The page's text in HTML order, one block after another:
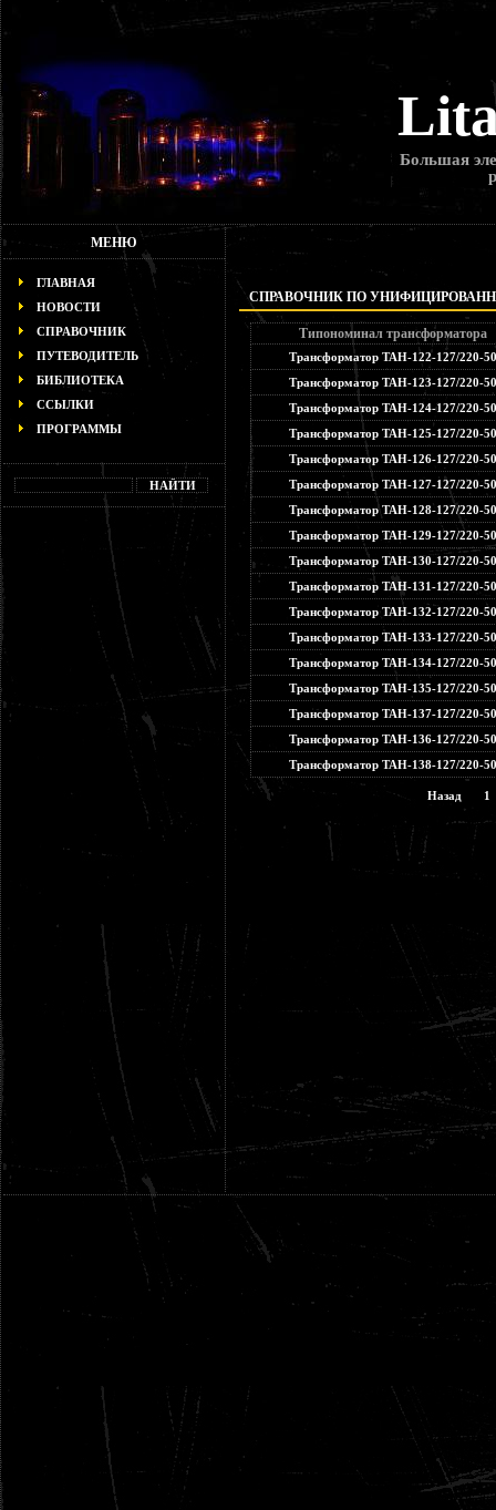
Большая
МЕНЮ
ГЛАВНАЯ
НОВОСТИ
СПРАВОЧНИК
ПУТЕВОДИТЕЛЬ
БИБЛИОТЕКА
ССЫЛКИ
ПРОГРАММЫ
СПРАВОЧНИК ПО
Типономинал трансформатора
Трансформатор ТАН-122-127/220-50
Трансформатор ТАН-123-127/220-50
Трансформатор ТАН-124-127/220-50
Трансформатор ТАН-125-127/220-50
Трансформатор ТАН-126-127/220-50
Трансформатор ТАН-127-127/220-50
Трансформатор ТАН-128-127/220-50
Трансформатор ТАН-129-127/220-50
Трансформатор ТАН-130-127/220-50
Трансформатор ТАН-131-127/220-50
Трансформатор ТАН-132-127/220-50
Трансформатор ТАН-133-127/220-50
Трансформатор ТАН-134-127/220-50
Трансформатор ТАН-135-127/220-50
Трансформатор ТАН-137-127/220-50
Трансформатор ТАН-136-127/220-50
Трансформатор ТАН-138-127/220-50
Назад 1